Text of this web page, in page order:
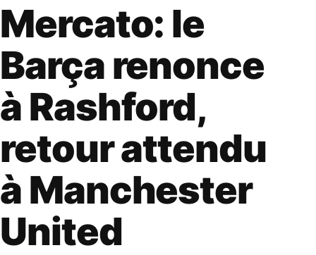
Mercato: le
Barça renonce
à Rashford,
retour attendu
à Manchester
United